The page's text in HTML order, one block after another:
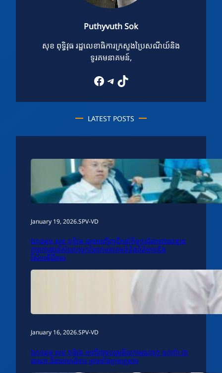
Puthyvuth Sok
សុខ ពុទ្ធិវុធ រដ្ឋលេខាធិការក្រសួងប្រៃសណីយ៍និង
ទូរគមនាគមន៍,
Facebook Telegram TikTok
LATEST POSTS
January 19, 2026.SPV-VD
ឯកឧត្តម សុខ ពុទ្ធិវុធ បានអញ្ជើញដឹកនាំកិច្ចប្រជុំតាមដានវឌ្ឍន
ភាពការងារវិស័យបច្ចេកវិទ្យាគមនាគមន៍និងព័ត៌មាននិង
វិស័យឌីជីថល
January 16, 2026.SPV-VD
ឯកឧត្តម សុខ ពុទ្ធិវុធ អញ្ជើញចូលរួមរំលែកមរណទុក្ខ ឧកញ៉ា ជា
ដាណា និងលោកជំទាវ ព្រមទាំងក្រុមគ្រួសារ